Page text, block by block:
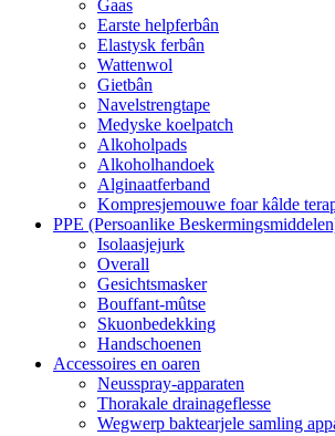
Gaas
Earste helpferbân
Elastysk ferbân
Wattenwol
Gietbân
Navelstrengtape
Medyske koelpatch
Alkoholpads
Alkoholhandoek
Alginaatferband
Kompresjemouwe foar kâlde
PPE (Persoanlike
Isolaasjejurk
Overall
Gesichtsmasker
Bouffant-mûtse
Skuonbedekking
Handschoenen
Accessoires en oaren
Neusspray-apparaten
Thorakale drainageflesse
Wegwerp baktearjele samling